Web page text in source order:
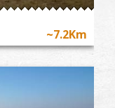
~7.2Km